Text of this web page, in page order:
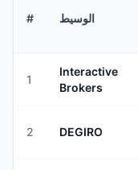
# الوسيط
1
Interactive
Brokers
2 DEGIRO